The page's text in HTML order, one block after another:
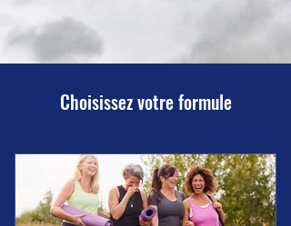
Choisissez votre formule